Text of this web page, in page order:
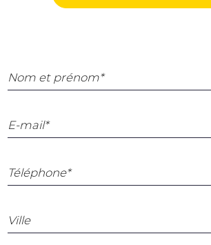
Nom et prénom*
E-mail*
Téléphone*
Ville